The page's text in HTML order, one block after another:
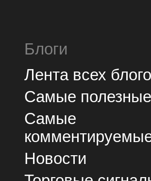
Блоги
Лента всех
Самые полезные
Самые
Новости